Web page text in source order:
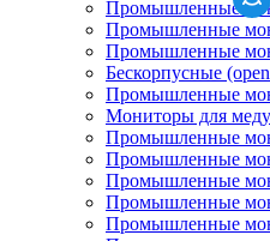
Промышленные
Промышленные
Промышленные
Бескорпусные
Промышленные
Мониторы для
Промышленные
Промышленные
Промышленные
Промышленные
Промышленные